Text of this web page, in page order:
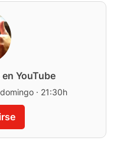
YouTube
· 21:30h